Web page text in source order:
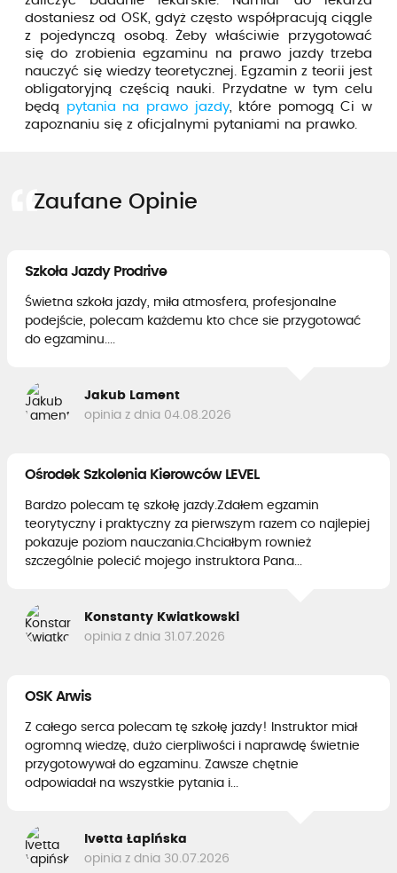
dostaniesz od OSK, gdyż często współpracują ciągle
z pojedynczą osobą. Żeby właściwie przygotować
się do zrobienia egzaminu na prawo jazdy trzeba
nauczyć się wiedzy teoretycznej. Egzamin z teorii jest
obligatoryjną częścią nauki. Przydatne w tym celu
będą pytania na prawo jazdy, które pomogą Ci w
zapoznaniu się z oficjalnymi pytaniami na prawko.
Zaufane Opinie
Szkoła Jazdy Prodrive
Świetna szkoła jazdy, miła atmosfera, profesjonalne
podejście, polecam każdemu kto chce sie przygotować
do egzaminu....
Jakub Lament
opinia z dnia 04.08.2026
Ośrodek Szkolenia Kierowców LEVEL
Bardzo polecam tę szkołę jazdy.Zdałem egzamin
teorytyczny i praktyczny za pierwszym razem co najlepiej
pokazuje poziom nauczania.Chciałbym rownież
szczególnie polecić mojego instruktora Pana...
Konstanty Kwiatkowski
opinia z dnia 31.07.2026
OSK Arwis
Z całego serca polecam tę szkołę jazdy! Instruktor miał
ogromną wiedzę, dużo cierpliwości i naprawdę świetnie
przygotowywał do egzaminu. Zawsze chętnie
odpowiadał na wszystkie pytania i...
Ivetta Łapińska
opinia z dnia 30.07.2026